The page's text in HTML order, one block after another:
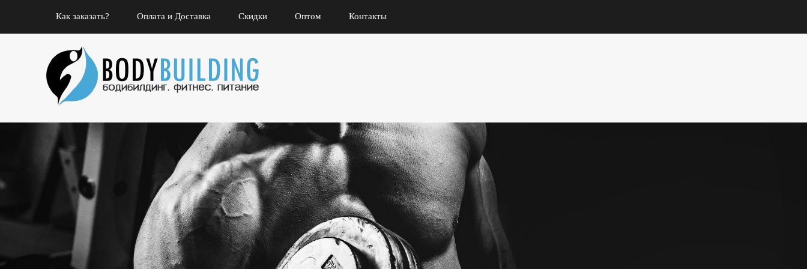
Как заказать? Оплата и Доставка Скидки Оптом Контакты